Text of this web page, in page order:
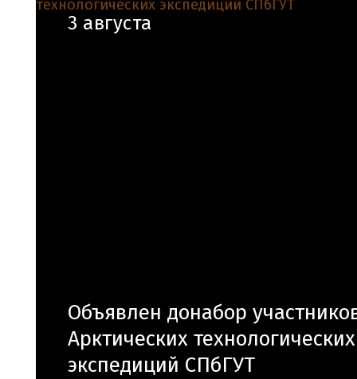
3 августа
Объявлен донабор
Арктических технологических
экспедиций СПбГУТ